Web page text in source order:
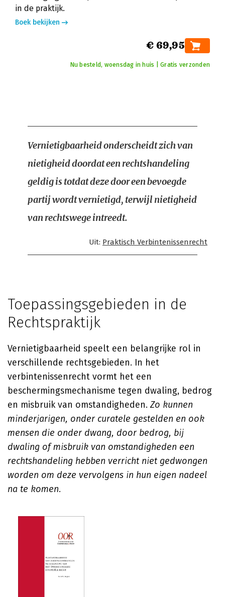
in de praktijk.
Boek bekijken
€ 69,95
Nu besteld, woensdag in huis | Gratis verzonden
Vernietigbaarheid onderscheidt zich van
nietigheid doordat een rechtshandeling
geldig is totdat deze door een bevoegde
partij wordt vernietigd, terwijl nietigheid
van rechtswege intreedt.
Uit: Praktisch Verbintenissenrecht
Toepassingsgebieden in de
Rechtspraktijk
Vernietigbaarheid speelt een belangrijke rol in
verschillende rechtsgebieden. In het
verbintenissenrecht vormt het een
beschermingsmechanisme tegen dwaling, bedrog
en misbruik van omstandigheden. Zo kunnen
minderjarigen, onder curatele gestelden en ook
mensen die onder dwang, door bedrog, bij
dwaling of misbruik van omstandigheden een
rechtshandeling hebben verricht niet gedwongen
worden om deze vervolgens in hun eigen nadeel
na te komen.